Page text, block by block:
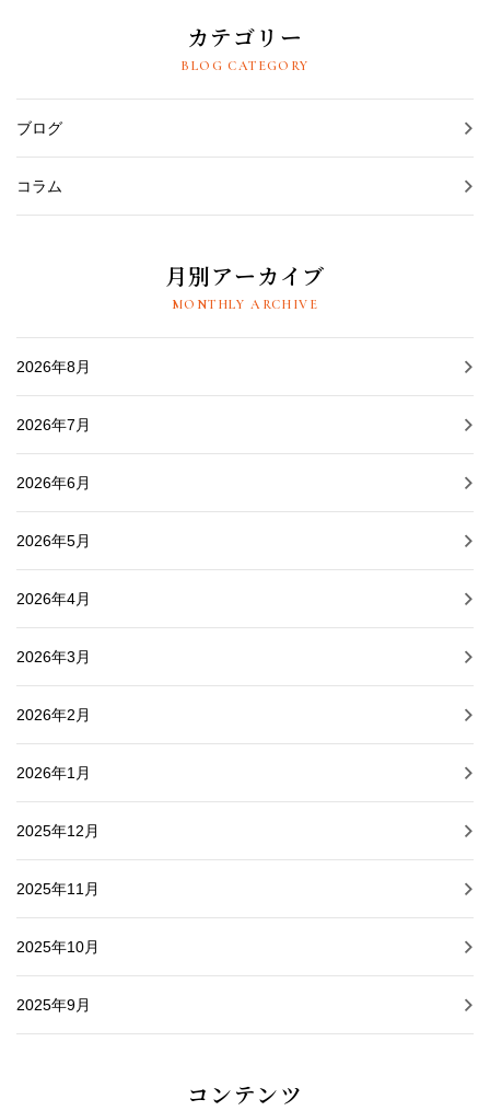
カテゴリー
BLOG CATEGORY
ブログ
コラム
月別アーカイブ
MONTHLY ARCHIVE
2026年8月
2026年7月
2026年6月
2026年5月
2026年4月
2026年3月
2026年2月
2026年1月
2025年12月
2025年11月
2025年10月
2025年9月
コンテンツ